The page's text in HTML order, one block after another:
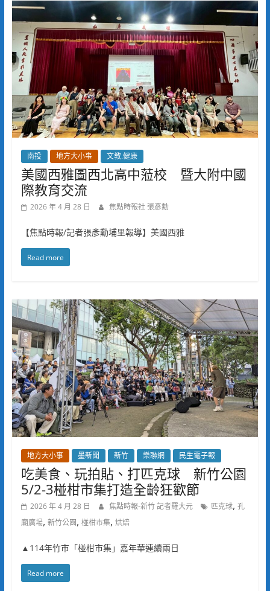
南投 地方大小事 文教.健康
美國西雅圖西北高中蒞校 暨大附中國
際教育交流
2026 年 4 月 28 日 焦點時報社 張彥勳
【焦點時報/記者張彥勳埔里報導】美國西雅
Read more
地方大小事 墨新聞 新竹 樂聯網 民生電子報
吃美食、玩拍貼、打匹克球 新竹公園
5/2-3椪柑市集打造全齡狂歡節
2026 年 4 月 28 日 焦點時報-新竹 記者羅大元 匹克球, 孔
廟廣場, 新竹公園, 椪柑市集, 烘焙
▲114年竹市「椪柑市集」嘉年華連續兩日
Read more